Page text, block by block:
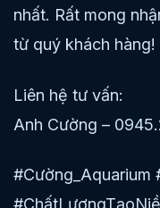
nhất. Rất mong
từ quý khách hàng!
Liên hệ tư vấn:
Anh Cường –
#Cường_Aquarium